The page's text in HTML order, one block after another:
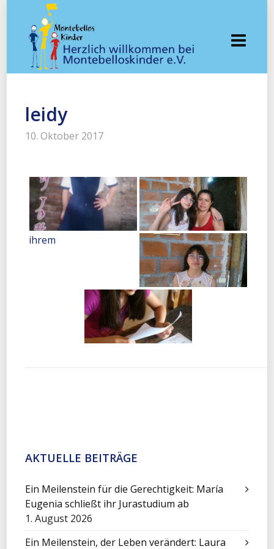
leidy
10. Oktober 2017
AKTUELLE BEITRÄGE
Ein Meilenstein für die Gerechtigkeit: María
Eugenia schließt ihr Jurastudium ab
1. August 2026
Ein Meilenstein, der Leben verändert: Laura